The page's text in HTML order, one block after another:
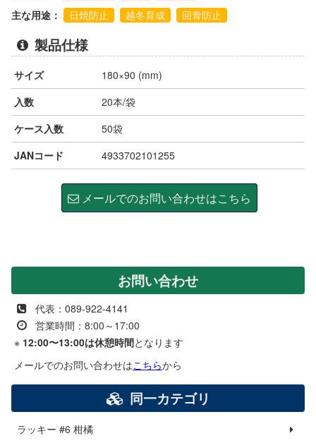
主な用途：
日焼防止 越冬育成 回青防止
製品仕様
サイズ
180×90 (mm)
入数
20本/袋
ケース入数
50袋
JANコード
4933702101255
メールでのお問い合わせはこちら
お問い合わせ
代表：089-922-4141
営業時間：8:00～17:00
※ 12:00〜13:00は休憩時間となります
メールでのお問い合わせはこちらから
同一カテゴリ
ラッキー #6 柑橘